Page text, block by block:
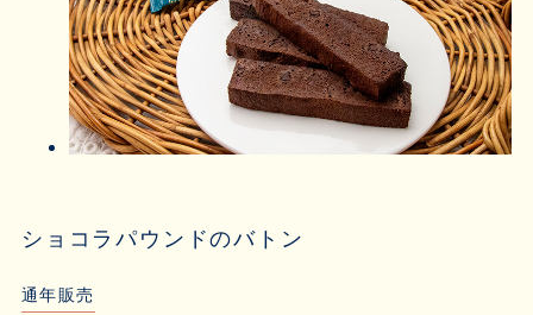
ショコラパウンドのバトン
通年販売